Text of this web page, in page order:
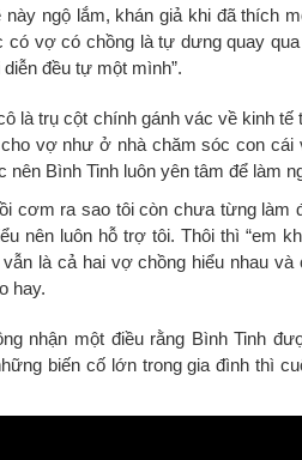
này ngộ lắm, khán giả khi đã thích
có vợ có chồng là tự dưng quay
đều tự một mình”.
là trụ cột chính gánh vác về kinh
vợ như ở nhà chăm sóc con cái
Bình Tinh luôn yên tâm để làm
cơm ra sao tôi còn chưa từng
nên luôn hỗ trợ tôi. Thôi thì “em
là cả hai vợ chồng hiểu nhau
hay.
nhận một điều rằng Bình Tinh
biến cố lớn trong gia đình thì